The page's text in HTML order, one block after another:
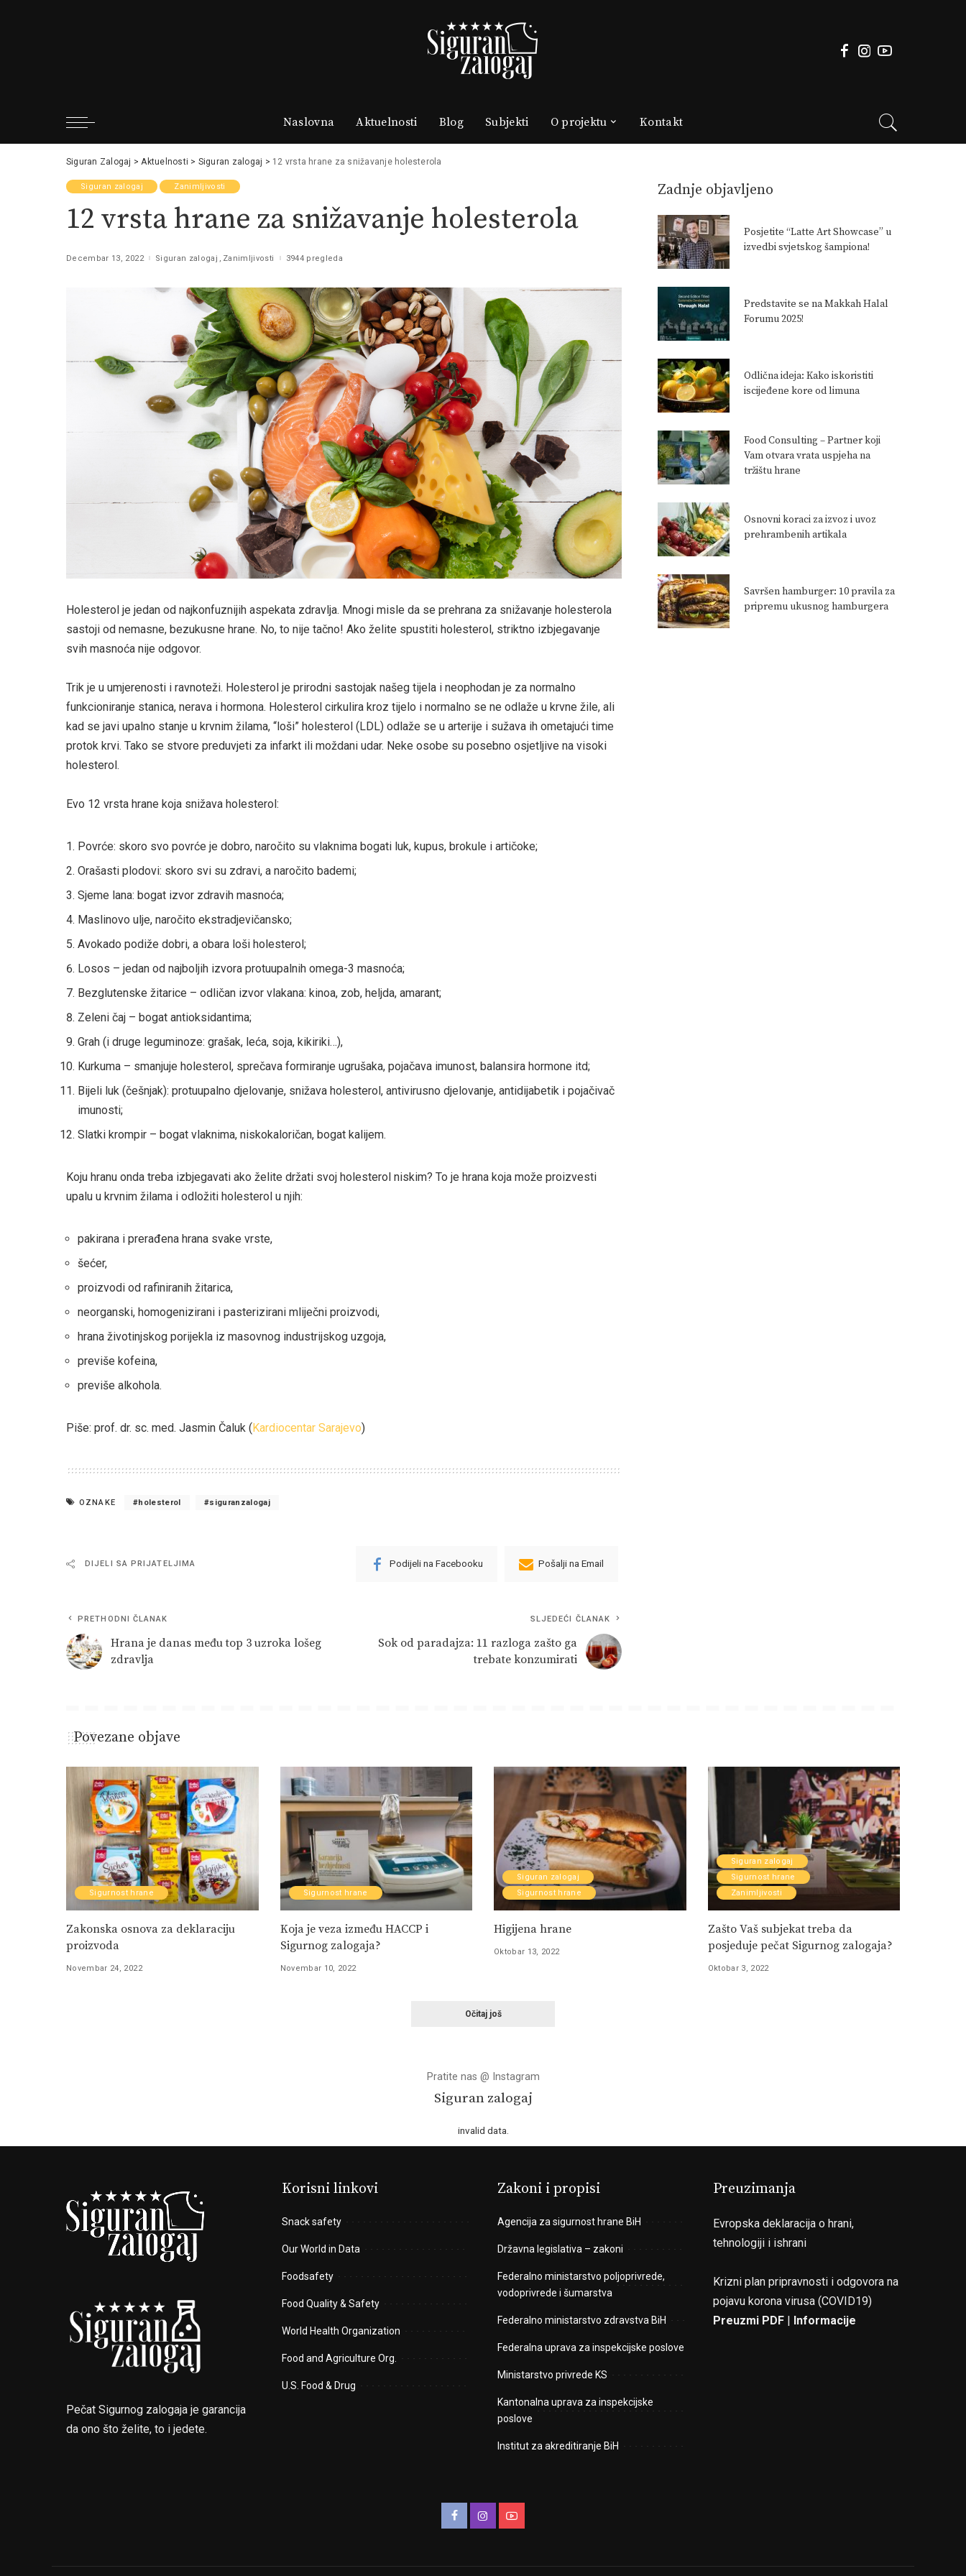
Naslovna Aktuelnosti Blog Subjekti O projektu Kontakt
Siguran Zalogaj >Aktuelnosti > Siguran zalogaj > 12 vrsta hrane za snižavanje holesterola
Siguran zalogaj Zanimljivosti
12 vrsta hrane za snižavanje holesterola
Decembar 13, 2022 Siguran zalogaj Zanimljivosti 3944 pregleda
Holesterol je jedan od najkonfuznijih aspekata zdravlja. Mnogi misle da se prehrana za snižavanje holesterola
sastoji od nemasne, bezukusne hrane. No, to nije tačno! Ako želite spustiti holesterol, striktno izbjegavanje
svih masnoća nije odgovor.
Trik je u umjerenosti i ravnoteži. Holesterol je prirodni sastojak našeg tijela i neophodan je za normalno
funkcioniranje stanica, nerava i hormona. Holesterol cirkulira kroz tijelo i normalno se ne odlaže u krvne žile, ali
kad se javi upalno stanje u krvnim žilama, “loši” holesterol (LDL) odlaže se u arterije i sužava ih ometajući time
protok krvi. Tako se stvore preduvjeti za infarkt ili moždani udar. Neke osobe su posebno osjetljive na visoki
holesterol.
Evo 12 vrsta hrane koja snižava holesterol:
Povrće: skoro svo povrće je dobro, naročito su vlaknima bogati luk, kupus, brokule i artičoke;
Orašasti plodovi: skoro svi su zdravi, a naročito bademi;
Sjeme lana: bogat izvor zdravih masnoća;
Maslinovo ulje, naročito ekstradjevičansko;
Avokado podiže dobri, a obara loši holesterol;
Losos – jedan od najboljih izvora protuupalnih omega-3 masnoća;
Bezglutenske žitarice – odličan izvor vlakana: kinoa, zob, heljda, amarant;
Zeleni čaj – bogat antioksidantima;
Grah (i druge leguminoze: grašak, leća, soja, kikiriki…),
Kurkuma – smanjuje holesterol, sprečava formiranje ugrušaka, pojačava imunost, balansira hormone itd;
Bijeli luk (češnjak): protuupalno djelovanje, snižava holesterol, antivirusno djelovanje, antidijabetik i pojačivač
imunosti;
Slatki krompir – bogat vlaknima, niskokaloričan, bogat kalijem.
Koju hranu onda treba izbjegavati ako želite držati svoj holesterol niskim? To je hrana koja može proizvesti
upalu u krvnim žilama i odložiti holesterol u njih:
pakirana i prerađena hrana svake vrste,
šećer,
proizvodi od rafiniranih žitarica,
neorganski, homogenizirani i pasterizirani mliječni proizvodi,
hrana životinjskog porijekla iz masovnog industrijskog uzgoja,
previše kofeina,
previše alkohola.
Piše: prof. dr. sc. med. Jasmin Čaluk (Kardiocentar Sarajevo)
OZNAKE holesterol siguranzalogaj
DIJELI SA PRIJATELJIMA Podijeli na Facebooku Pošalji na Email
PRETHODNI ČLANAK
Hrana je danas među top 3 uzroka lošeg
zdravlja
SLJEDEĆI ČLANAK
Sok od paradajza: 11 razloga zašto ga
trebate konzumirati
Zadnje objavljeno
Posjetite “Latte Art Showcase” u
izvedbi svjetskog šampiona!
Predstavite se na Makkah Halal
Forumu 2025!
Odlična ideja: Kako iskoristiti
iscijeđene kore od limuna
Food Consulting – Partner koji
Vam otvara vrata uspjeha na
tržištu hrane
Osnovni koraci za izvoz i uvoz
prehrambenih artikala
Savršen hamburger: 10 pravila za
pripremu ukusnog hamburgera
Povezane objave
Sigurnost hrane
Zakonska osnova za deklaraciju
proizvoda
Novembar 24, 2022
Sigurnost hrane
Koja je veza između HACCP i
Sigurnog zalogaja?
Novembar 10, 2022
Siguran zalogaj
Sigurnost hrane
Higijena hrane
Oktobar 13, 2022
Siguran zalogaj
Sigurnost hrane
Zanimljivosti
Zašto Vaš subjekat treba da
posjeduje pečat Sigurnog zalogaja?
Oktobar 3, 2022
Očitaj još
Pratite nas @ Instagram
Siguran zalogaj
invalid data.
Pečat Sigurnog zalogaja je garancija
da ono što želite, to i jedete.
Korisni linkovi
Snack safety
Our World in Data
Foodsafety
Food Quality & Safety
World Health Organization
Food and Agriculture Org.
U.S. Food & Drug
Zakoni i propisi
Agencija za sigurnost hrane BiH
Državna legislativa – zakoni
Federalno ministarstvo poljoprivrede,
vodoprivrede i šumarstva
Federalno ministarstvo zdravstva BiH
Federalna uprava za inspekcijske poslove
Ministarstvo privrede KS
Kantonalna uprava za inspekcijske
poslove
Institut za akreditiranje BiH
Preuzimanja
Evropska deklaracija o hrani,
tehnologiji i ishrani
Krizni plan pripravnosti i odgovora na
pojavu korona virusa (COVID19)
Preuzmi PDF
Informacije